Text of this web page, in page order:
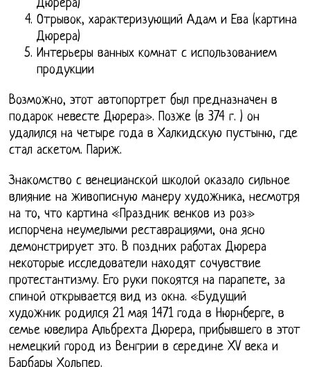
Дюрера)
Отрывок, характеризующий Адам и Ева (картина
Дюрера)
Интерьеры ванных комнат с использованием
продукции
Возможно, этот автопортрет был предназначен в
подарок невесте Дюрера». Позже (в 374 г. ) он
удалился на четыре года в Халкидскую пустыню, где
стал аскетом. Париж.
Знакомство с венецианской школой оказало сильное
влияние на живописную манеру художника, несмотря
на то, что картина «Праздник венков из роз»
испорчена неумелыми реставрациями, она ясно
демонстрирует это. В поздних работах Дюрера
некоторые исследователи находят сочувствие
протестантизму. Его руки покоятся на парапете, за
спиной открывается вид из окна. «Будущий
художник родился 21 мая 1471 года в Нюрнберге, в
семье ювелира Альбрехта Дюрера, прибывшего в этот
немецкий город из Венгрии в середине XV века и
Барбары Хольпер.